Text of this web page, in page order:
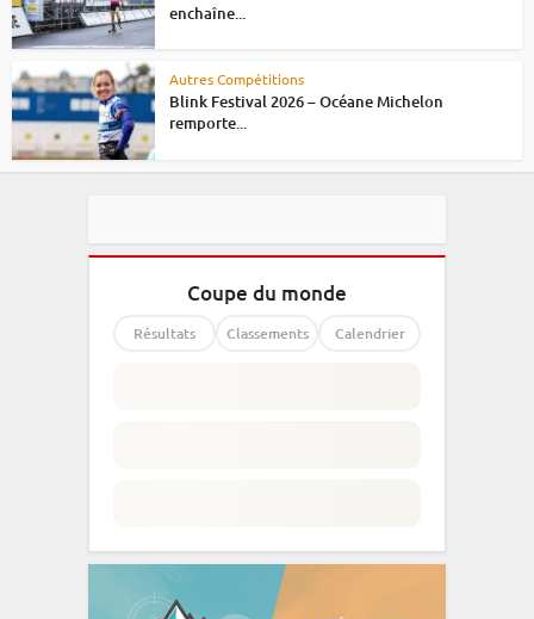
enchaîne...
Autres Compétitions
Blink Festival 2026 – Océane Michelon
remporte...
Coupe du monde
Résultats Classements Calendrier